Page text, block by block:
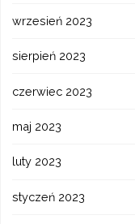
wrzesień 2023
sierpień 2023
czerwiec 2023
maj 2023
luty 2023
styczeń 2023